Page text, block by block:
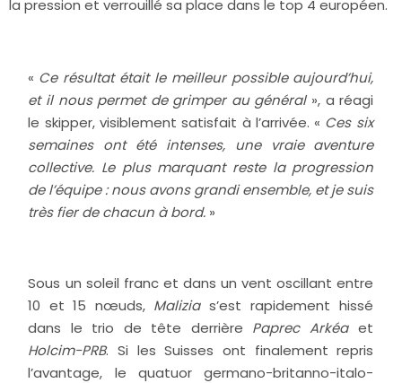
la pression et verrouillé sa place dans le top 4 européen.
« Ce résultat était le meilleur possible aujourd’hui,
et il nous permet de grimper au général», a réagi
le skipper, visiblement satisfait à l’arrivée. « Ces six
semaines ont été intenses, une vraie aventure
collective. Le plus marquant reste la progression
de l’équipe : nous avons grandi ensemble, et je suis
très fier de chacun à bord. »
Sous un soleil franc et dans un vent oscillant entre
10 et 15 nœuds, Malizias’est rapidement hissé
dans le trio de tête derrière Paprec Arkéaet
Holcim-PRB. Si les Suisses ont finalement repris
l’avantage, le quatuor germano-britanno-italo-